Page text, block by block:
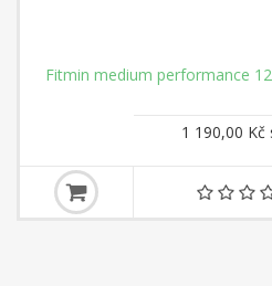
Fitmin medium performance
1 190,00 Kč